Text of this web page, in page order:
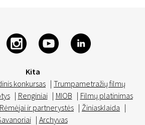
Kita
konkursas | Trumpametražių filmų
| Renginiai | MIOB | Filmų platinimas
Rėmėjai ir partnerystės | Žiniasklaida |
| Archyvas